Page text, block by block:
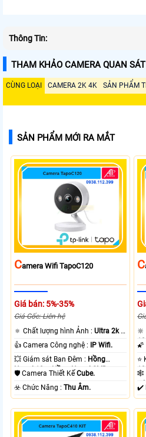
Thông Tin:
THAM KHẢO CAMERA QUAN
CÙNG LOẠI CAMERA 2K 4K SẢN PHẨM
SẢN PHẨM MỚI RA MẮT
CAmera Wifi TapoC120
Giá bán: 5%-35%
Giá Gốc: Liên hệ
🔅 Chất lượng hình Ảnh :Ultra 2k +
.
👍 Camera Công nghệ : IP Wifi.
💥 Giám sát Ban Đêm : Hồng
Ngoại 10m Hồng Ngoại SMD.
🛡 Camera Thiết KếCube.
️☣️ Chức Năng :Thu Âm.
C
+